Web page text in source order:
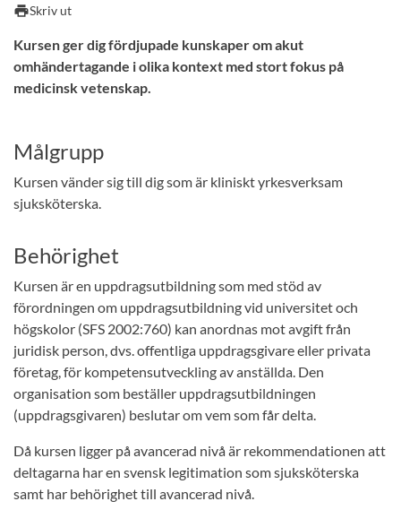
printSkriv ut
Kursen ger dig fördjupade kunskaper om akut
omhändertagande i olika kontext med stort fokus på
medicinsk vetenskap.
Målgrupp
Kursen vänder sig till dig som är kliniskt yrkesverksam
sjuksköterska.
Behörighet
Kursen är en uppdragsutbildning som med stöd av
förordningen om uppdragsutbildning vid universitet och
högskolor (SFS 2002:760) kan anordnas mot avgift från
juridisk person, dvs. offentliga uppdragsgivare eller privata
företag, för kompetensutveckling av anställda. Den
organisation som beställer uppdragsutbildningen
(uppdragsgivaren) beslutar om vem som får delta.
Då kursen ligger på avancerad nivå är rekommendationen att
deltagarna har en svensk legitimation som sjuksköterska
samt har behörighet till avancerad nivå.